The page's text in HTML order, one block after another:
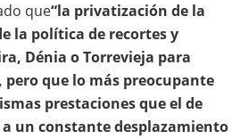
que“la privatización de la
la política de recortes y
Dénia o Torrevieja para
pero que lo más preocupante
prestaciones que el de
un constante desplazamiento